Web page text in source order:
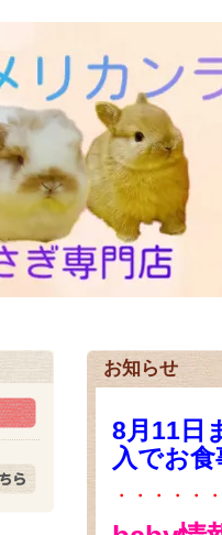
お知らせ
8月11日
入でお
・・・・・